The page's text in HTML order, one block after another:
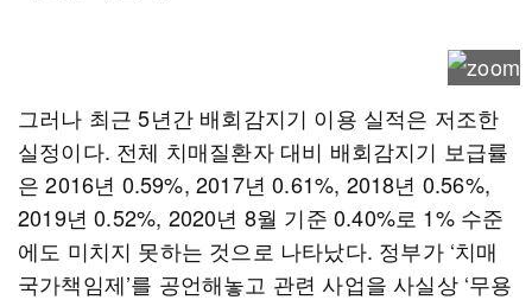
그러나 최근 5년간 배회감지기 이용 실적은 저조한
실정이다. 전체 치매질환자 대비 배회감지기 보급률
은 2016년 0.59%, 2017년 0.61%, 2018년 0.56%,
2019년 0.52%, 2020년 8월 기준 0.40%로 1% 수준
에도 미치지 못하는 것으로 나타났다. 정부가 ‘치매
국가책임제’를 공언해놓고 관련 사업을 사실상 ‘무용